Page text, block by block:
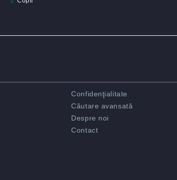
Confidenţialitate
Căutare avansată
Despre noi
Contact